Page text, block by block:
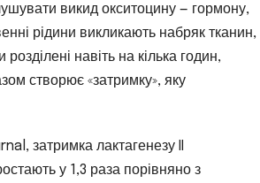
викид окситоцину — гормону,
рідини викликають набряк тканин,
навіть на кілька годин,
створює «затримку», яку
затримка лактагенезу II
у 1,3 раза порівняно з